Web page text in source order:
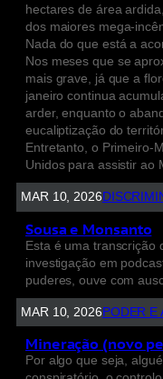
hectares de área
dos maiores mega-
Nada do que está a
Nos meses que se
mais grave, já que a
janeiro continua
arder, enquanto o
eucaliptização do
Entretanto, o Primeiro-
Unidos para assistir ao
MAR 10, 2026
Sousa e Monsanto
Esta é uma transcrição
investigação em
puderes, ouve com
MAR 10, 2026 PODER E
Mineração (novo
Por algo que seja,